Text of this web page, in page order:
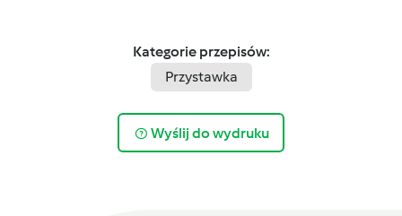
Kategorie przepisów:
Przystawka
Wyślij do wydruku